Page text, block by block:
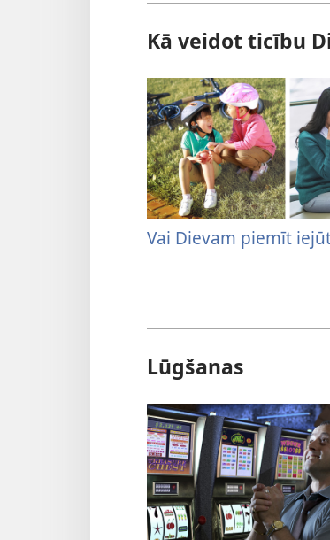
Kā veidot ticību
Vai Dievam piemīt
Lūgšanas